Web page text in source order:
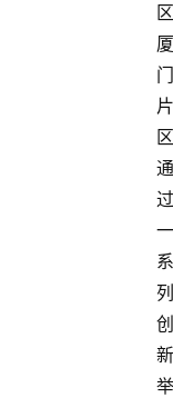
区
厦
门
片
区
通
过
一
系
列
创
新
举